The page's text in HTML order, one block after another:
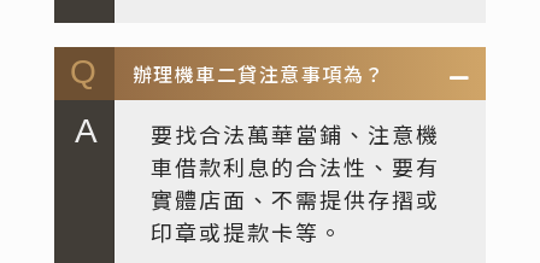
辦理機車二貸注意事項為？
要找合法萬華當鋪、注意機
車借款利息的合法性、要有
實體店面、不需提供存摺或
印章或提款卡等。